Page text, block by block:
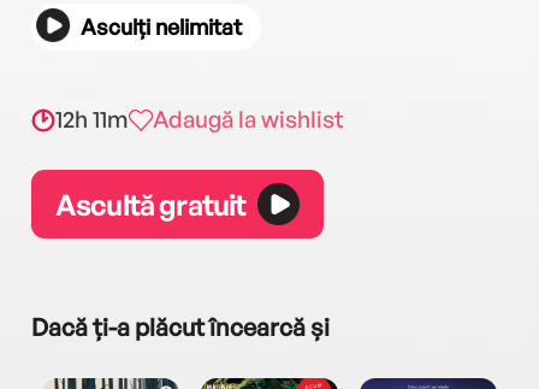
Asculți nelimitat
12h 11m Adaugă la wishlist
Ascultă gratuit
Dacă ți-a plăcut încearcă și